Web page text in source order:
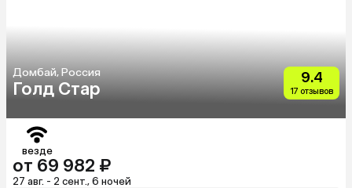
Домбай, Россия
Голд Стар
9.4
17 отзывов
везде
от 69 982 ₽
27 авг. - 2 сент., 6 ночей